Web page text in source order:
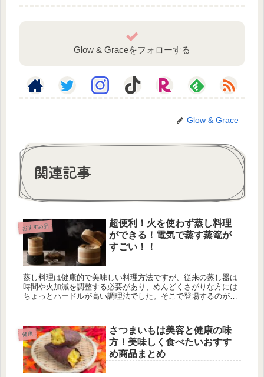
Glow & Graceをフォローする
Glow & Grace
関連記事
おすすめ品
超便利！火を使わず蒸し料理
ができる！電気で蒸す蒸篭が
すごい！！
蒸し料理は健康的で美味しい料理方法ですが、従来の蒸し器は
時間や火加減を調整する必要があり、めんどくさがりな方には
ちょっとハードルが高い調理法でした。そこで登場するのが、
違いなし。今回は電気せいろの魅力について詳しく紹介しま
す。
健康
さつまいもは美容と健康の味
方！美味しく食べたいおすす
め商品まとめ